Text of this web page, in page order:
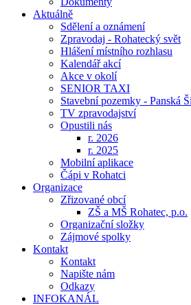
Aktuálně
Sdělení a oznámení
Zpravodaj - Rohatecký svět
Hlášení místního rozhlasu
Kalendář akcí
Akce v okolí
SENIOR TAXI
Stavební pozemky - Panská
TV zpravodajství
Opustili nás
r. 2026
r. 2025
Mobilní aplikace
Čápi v Rohatci
Organizace
Zřizované obcí
ZŠ a MŠ Rohatec, p.o.
Organizační složky
Zájmové spolky
Kontakt
Kontakt
Napište nám
Odkazy
INFOKANÁL